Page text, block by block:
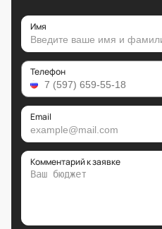
Имя
Телефон
Email
Комментарий к заявке